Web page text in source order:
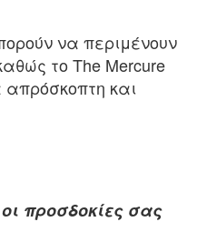
να περιμένουν
το The Mercure
και
προσδοκίες σας